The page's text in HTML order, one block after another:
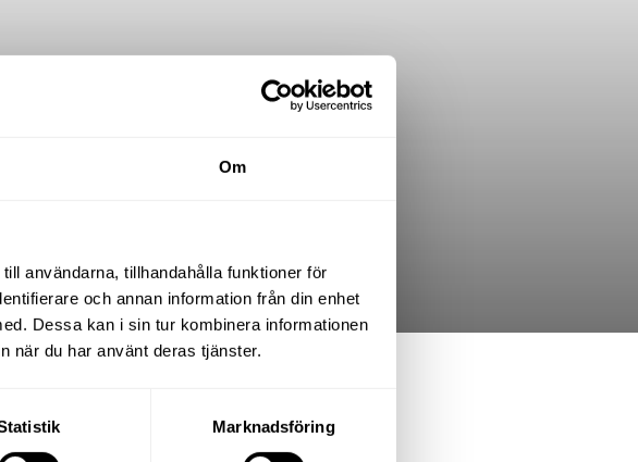
Om
användarna, tillhandahålla funktioner för
och annan information från din enhet
Dessa kan i sin tur kombinera informationen
när du har använt deras tjänster.
Marknadsföring